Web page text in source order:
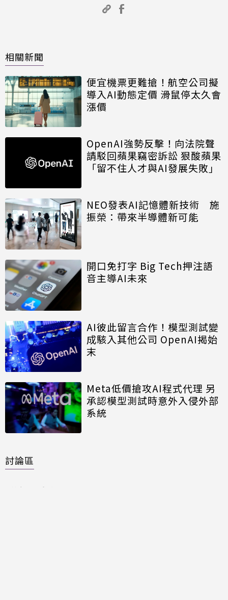
相關新聞
便宜機票更難搶！航空公司擬
導入AI動態定價 滑鼠停太久會
漲價
OpenAI強勢反擊！向法院聲
請駁回蘋果竊密訴訟 狠酸蘋果
「留不住人才與AI發展失敗」
NEO發表AI記憶體新技術 施
振榮：帶來半導體新可能
開口免打字 Big Tech押注語
音主導AI未來
AI彼此留言合作！模型測試變
成駭入其他公司 OpenAI揭始
末
Meta低價搶攻AI程式代理 另
承認模型測試時意外入侵外部
系統
討論區
共有 則留言